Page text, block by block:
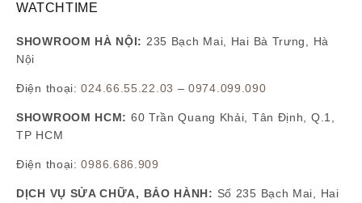
WATCHTIME
SHOWROOM HÀ NỘI: 235 Bạch Mai, Hai Bà Trưng, Hà
Nội
Điện thoại:024.66.55.22.03 –0974.099.090
SHOWROOM HCM: 60 Trần Quang Khải, Tân Định, Q.1,
TP HCM
Điện thoại:0986.686.909
DỊCH VỤ SỬA CHỮA, BẢO HÀNH: Số 235 Bạch Mai, Hai